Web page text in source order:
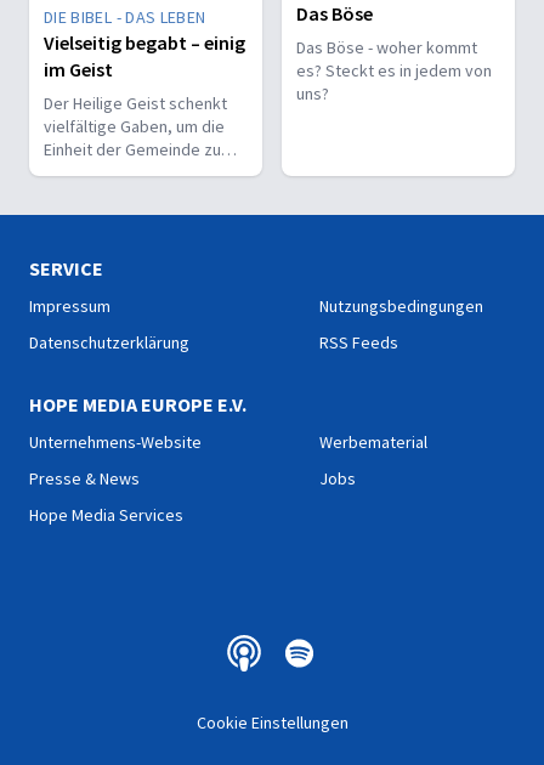
DIE BIBEL - DAS LEBEN
Vielseitig begabt – einig
im Geist
Der Heilige Geist schenkt
vielfältige Gaben, um die
Einheit der Gemeinde zu
stärken und sie zu
Menschen zu bekennen.
Das Böse
Das Böse - woher kommt
es? Steckt es in jedem von
uns?
SERVICE
Impressum
Datenschutzerklärung
Nutzungsbedingungen
RSS Feeds
HOPE MEDIA EUROPE E.V.
Unternehmens-Website
Presse & News
Hope Media Services
Werbematerial
Jobs
Cookie Einstellungen